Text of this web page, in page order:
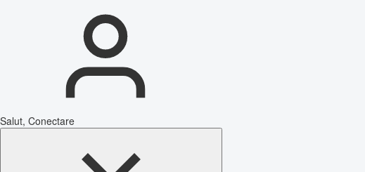
Salut, Conectare